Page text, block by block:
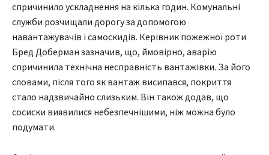
спричинило ускладнення на кілька годин. Комунальні
служби розчищали дорогу за допомогою
навантажувачів і самоскидів. Керівник пожежної роти
Бред Доберман зазначив, що, ймовірно, аварію
спричинила технічна несправність вантажівки. За його
словами, після того як вантаж висипався, покриття
стало надзвичайно слизьким. Він також додав, що
сосиски виявилися небезпечнішими, ніж можна було
подумати.